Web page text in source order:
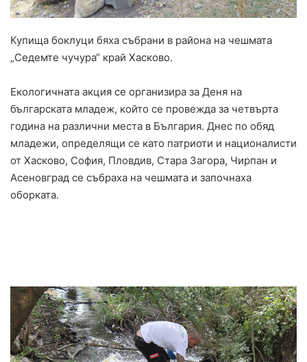
Купища боклуци бяха събрани в района на чешмата
„Седемте чучура“ край Хасково.
Екологичната акция се организира за Деня на
българската младеж, който се провежда за четвърта
година на различни места в България. Днес по обяд
младежи, определящи се като патриоти и националисти
от Хасково, София, Пловдив, Стара Загора, Чирпан и
Асеновград се събраха на чешмата и започнаха
оборката.